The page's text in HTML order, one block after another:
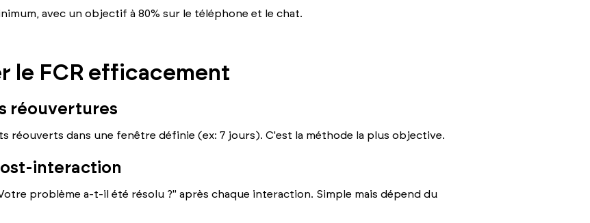
avec un objectif à 80% sur le téléphone et le chat.
le FCR efficacement
réouvertures
réouverts dans une fenêtre définie (ex: 7 jours). C'est la méthode la plus objective.
interaction
problème a-t-il été résolu ?" après chaque interaction. Simple mais dépend du